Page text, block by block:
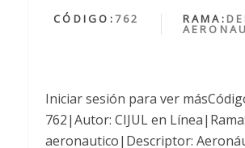
CÓDIGO: 762 RAMA:
Iniciar sesión para ver
762|Autor: CIJUL en
aeronautico|Descriptor: